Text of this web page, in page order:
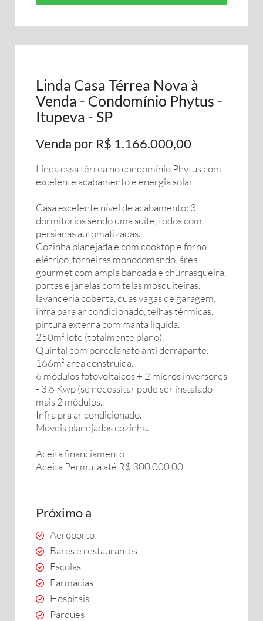
Linda Casa Térrea Nova à
Venda - Condomínio Phytus -
Itupeva - SP
Venda por R$ 1.166.000,00
Linda casa térrea no condomínio Phytus com
excelente acabamento e energia solar
Casa excelente nível de acabamento: 3
dormitórios sendo uma suíte, todos com
persianas automatizadas.
Cozinha planejada e com cooktop e forno
elétrico, torneiras monocomando, área
gourmet com ampla bancada e churrasqueira,
portas e janelas com telas mosquiteiras,
lavanderia coberta, duas vagas de garagem,
infra para ar condicionado, telhas térmicas,
pintura externa com manta líquida.
250m² lote (totalmente plano).
Quintal com porcelanato anti derrapante.
166m² área construida.
6 módulos fotovoltaicos + 2 micros inversores
- 3,6 Kwp (se necessitar pode ser instalado
mais 2 módulos.
Infra pra ar condicionado.
Moveis planejados cozinha.
Aceita financiamento
Aceita Permuta até R$ 300.000,00
Próximo a
Aeroporto
Bares e restaurantes
Escolas
Farmácias
Hospitais
Parques